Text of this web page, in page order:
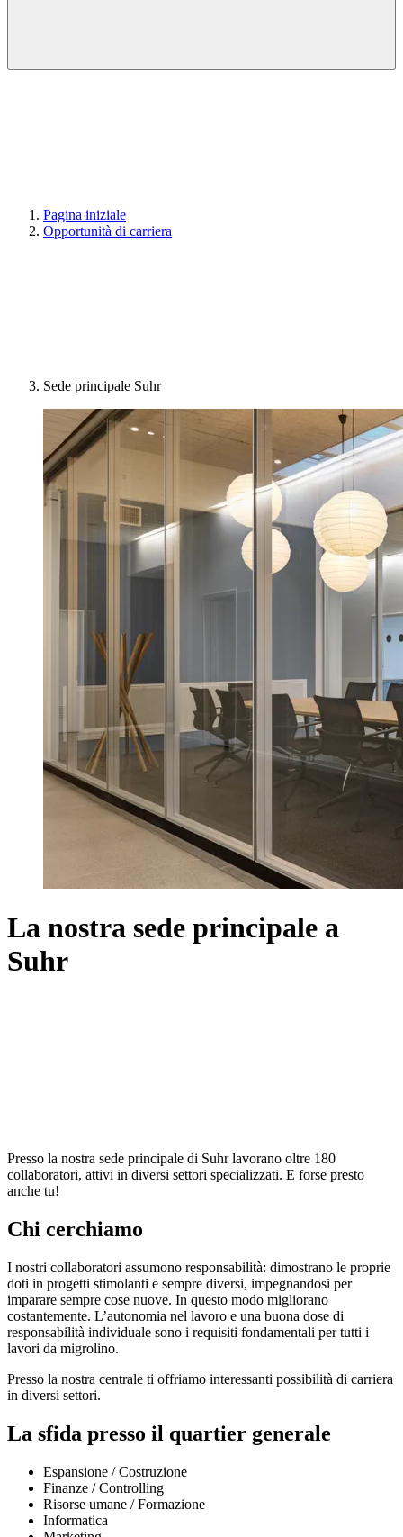
Pagina iniziale
Opportunità di carriera
Sede principale Suhr
La nostra sede principale a
Suhr
Presso la nostra sede principale di Suhr lavorano oltre 180
collaboratori, attivi in diversi settori specializzati. E forse presto
anche tu!
Chi cerchiamo
I nostri collaboratori assumono responsabilità: dimostrano le proprie
doti in progetti stimolanti e sempre diversi, impegnandosi per
imparare sempre cose nuove. In questo modo migliorano
costantemente. L’autonomia nel lavoro e una buona dose di
responsabilità individuale sono i requisiti fondamentali per tutti i
lavori da migrolino.
Presso la nostra centrale ti offriamo interessanti possibilità di carriera
in diversi settori.
La sfida presso il quartier generale
Espansione / Costruzione
Finanze / Controlling
Risorse umane / Formazione
Informatica